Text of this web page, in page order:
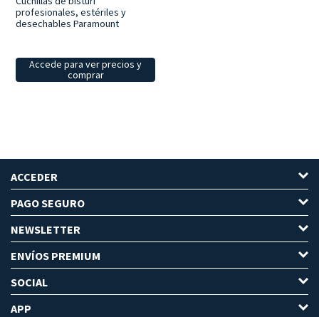
profesionales, estériles y
desechables Paramount
Accede para ver precios y
comprar
ACCEDER
PAGO SEGURO
NEWSLETTER
ENVÍOS PREMIUM
SOCIAL
APP